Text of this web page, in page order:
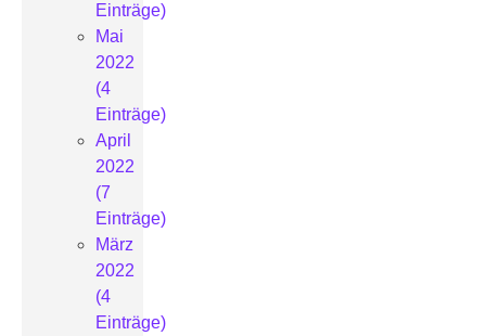
Einträge)
Mai
2022
(4
Einträge)
April
2022
(7
Einträge)
März
2022
(4
Einträge)